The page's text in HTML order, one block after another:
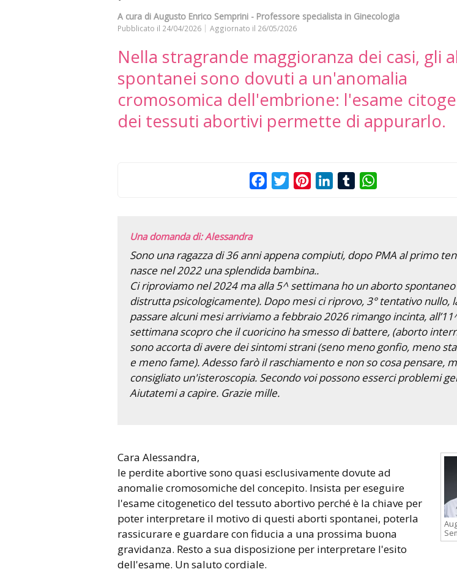
A cura di Augusto Enrico Semprini - Professore specialista in Ginecologia
Pubblicato il 24/04/2026 Aggiornato il 26/05/2026
Nella stragrande maggioranza dei casi, gli
spontanei sono dovuti a un'anomalia
cromosomica dell'embrione: l'esame
dei tessuti abortivi permette di appurarlo.
FacebookTwitterPinterestLinkedInTumblr
Una domanda di: Alessandra
Sono una ragazza di 36 anni appena compiuti, dopo PMA al primo
nasce nel 2022 una splendida bambina..
Ci riproviamo nel 2024 ma alla 5^ settimana ho un aborto
distrutta psicologicamente). Dopo mesi ci riprovo, 3° tentativo nullo,
passare alcuni mesi arriviamo a febbraio 2026 rimango incinta,
settimana scopro che il cuoricino ha smesso di battere, (aborto
sono accorta di avere dei sintomi strani (seno meno gonfio, meno
e meno fame). Adesso farò il raschiamento e non so cosa pensare,
consigliato un'isteroscopia. Secondo voi possono esserci problemi
Aiutatemi a capire. Grazie mille.
Cara Alessandra,
le perdite abortive sono quasi esclusivamente dovute ad
anomalie cromosomiche del concepito. Insista per eseguire
l'esame citogenetico del tessuto abortivo perché è la chiave per
poter interpretare il motivo di questi aborti spontanei, poterla
rassicurare e guardare con fiducia a una prossima buona
gravidanza. Resto a sua disposizione per interpretare l'esito
dell'esame. Un saluto cordiale.